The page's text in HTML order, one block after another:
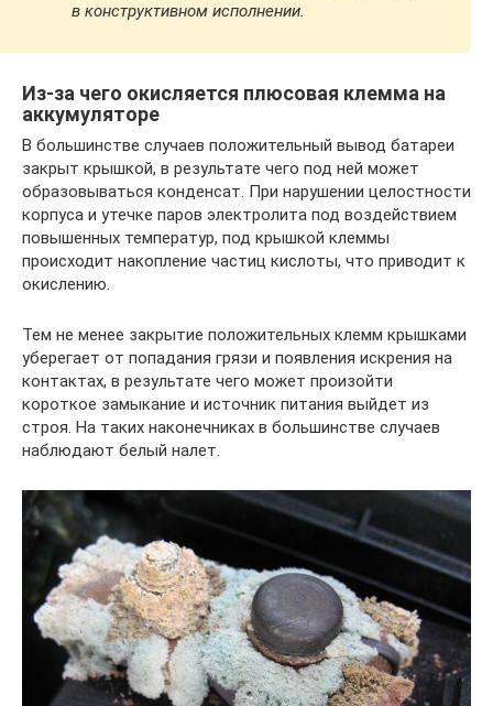
в конструктивном исполнении.
Из-за чего окисляется плюсовая клемма на
аккумуляторе
В большинстве случаев положительный вывод батареи
закрыт крышкой, в результате чего под ней может
образовываться конденсат. При нарушении целостности
корпуса и утечке паров электролита под воздействием
повышенных температур, под крышкой клеммы
происходит накопление частиц кислоты, что приводит к
окислению.
Тем не менее закрытие положительных клемм крышками
уберегает от попадания грязи и появления искрения на
контактах, в результате чего может произойти
короткое замыкание и источник питания выйдет из
строя. На таких наконечниках в большинстве случаев
наблюдают белый налет.